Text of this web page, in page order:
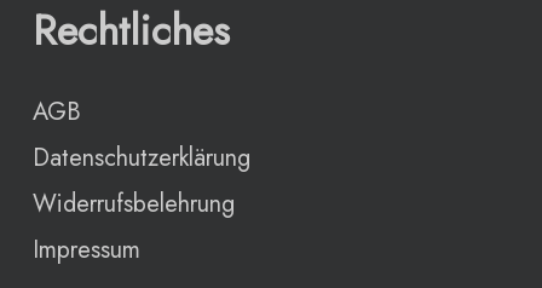
Rechtliches
AGB
Datenschutzerklärung
Widerrufsbelehrung
Impressum